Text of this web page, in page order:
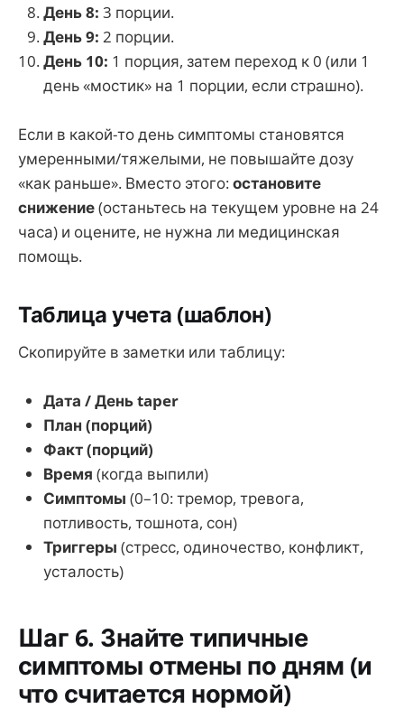
День 8: 3 порции.
День 9: 2 порции.
День 10: 1 порция, затем переход к 0 (или 1
день «мостик» на 1 порции, если страшно).
Если в какой-то день симптомы становятся
умеренными/тяжелыми, не повышайте дозу
«как раньше». Вместо этого:остановите
снижение(останьтеcь на текущем уровне на 24
часа) и оцените, не нужна ли медицинская
помощь.
Таблица учета (шаблон)
Скопируйте в заметки или таблицу:
Дата / День taper
План (порций)
Факт (порций)
Время (когда выпили)
Симптомы (0–10: тремор, тревога,
потливость, тошнота, сон)
Триггеры (стресс, одиночество, конфликт,
усталость)
Шаг 6. Знайте типичные
симптомы отмены по дням (и
что считается нормой)